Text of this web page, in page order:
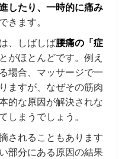
したり、一時的に痛み
きます。
、しばしば腰痛の「症
がほとんどです。例え
場合、マッサージで一
ますが、なぜその筋肉
的な原因が解決されな
しまうでしょう。
されることもあります
部分にある原因の結果